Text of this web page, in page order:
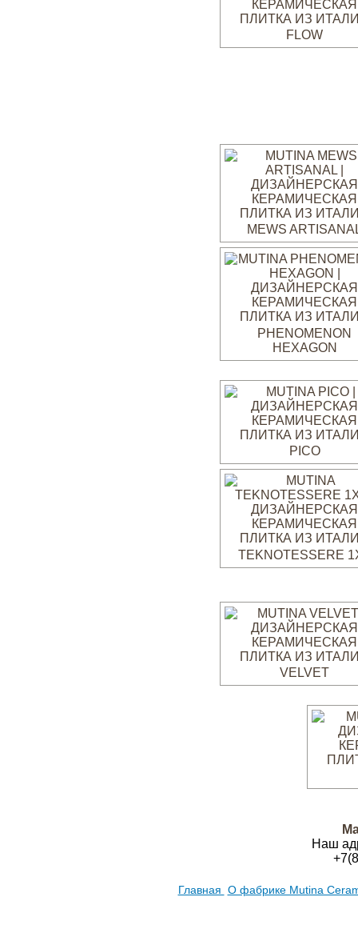
FLOW
MEWS
PHENOMENON
HEXAGON
PICO
TEKNOTESSERE
VELVET
Наш
Главная О фабрике Mutina